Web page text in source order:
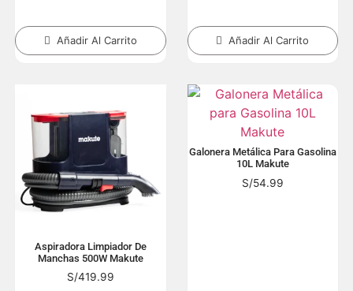
Añadir Al Carrito Añadir Al Carrito
Aspiradora Limpiador De
Manchas 500W Makute
S/419.99
Galonera Metálica Para Gasolina
10L Makute
S/54.99